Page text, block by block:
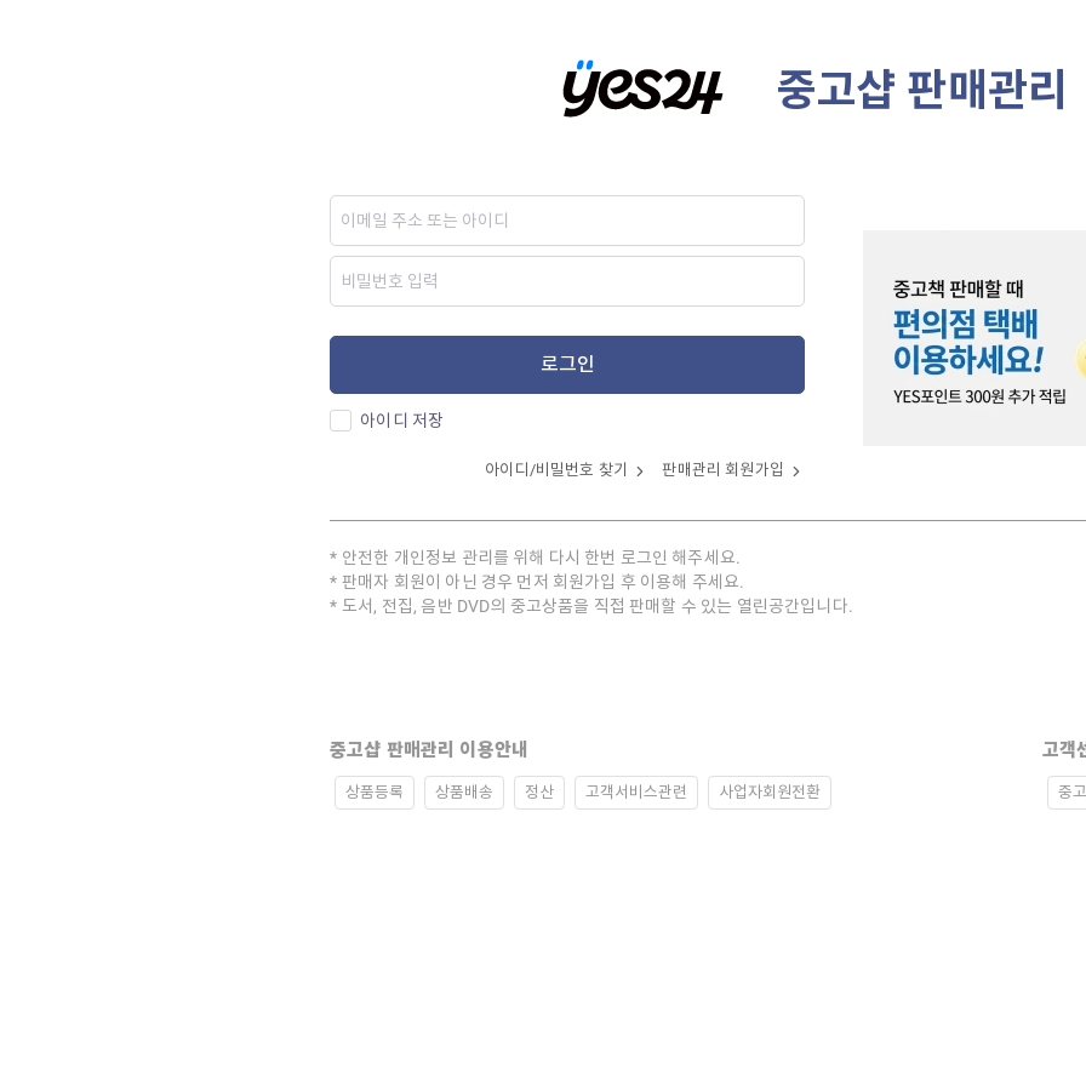
중고샵 판매관리
로그인
아이디 저장
아이디/비밀번호 찾기 판매관리 회원가입
안전한 개인정보 관리를 위해 다시 한번 로그인 해주세요.
판매자 회원이 아닌 경우 먼저 회원가입 후 이용해 주세요.
도서, 전집, 음반 DVD의 중고상품을 직접 판매할 수 있는 열린공간입니다.
중고샵 판매관리 이용안내
상품등록 상품배송 정산 고객서비스관련 사업자회원전환
고객
중